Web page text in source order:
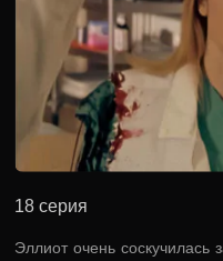
18 серия
Эллиот очень